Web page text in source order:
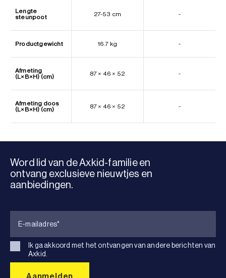
Lengte
steunpoot
27-53 cm -
Productgewicht 16.7 kg -
Afmeting
(L×B×H) (cm)
87 × 46 × 52 -
Afmeting doos
(L×B×H) (cm)
87 × 46 × 52 -
Word lid van de Axkid-familie en
ontvang exclusieve nieuwtjes en
aanbiedingen.
Ik ga akkoord met het ontvangen van andere berichten van
Axkid.